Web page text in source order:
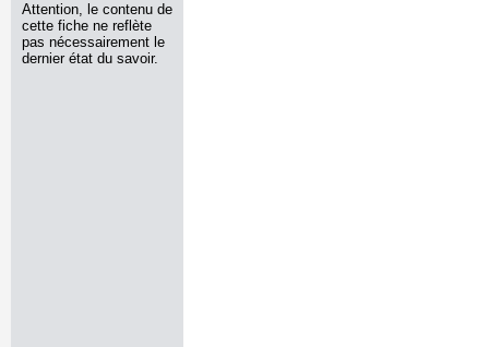
Attention, le contenu de
cette fiche ne reflète
pas nécessairement le
dernier état du savoir.